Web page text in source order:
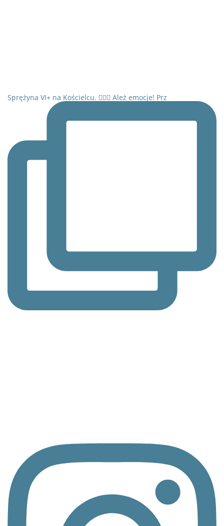
Sprężyna VI+ na Kościelcu. 🧗‍♂️⛰️ Ależ emocje! Prz